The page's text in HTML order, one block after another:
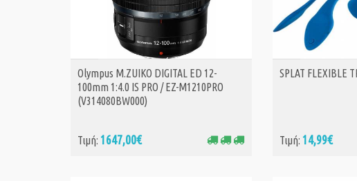
ΑΓΟΡΑ
Olympus M.ZUIKO DIGITAL ED 12-
100mm 1:4.0 IS PRO / EZ-M1210PRO
(V314080BW000)
Τιμή: 1647,00€
ΑΓΟΡΑ
SPLAT FLEXIBLE
Τιμή: 14,99€